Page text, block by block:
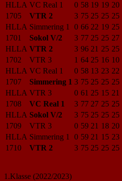
HLLA VC Real 1 0 58 19 19 20
1705
VTR 2 3 75 25 25 25
HLLA Simmering 1 0 66 22 19 25
1701
Sokol V/2 3 77 25 25 27
HLLA VTR 2 3 96 21 25 25
1702
VTR 3 1 64 25 16 10
HLLA VC Real 1 0 58 13 23 22
1707
Simmering 1 3 75 25 25 25
HLLA VTR 3 0 61 25 15 21
1708
VC Real 1 3 77 27 25 25
HLLA Sokol V/2 3 75 25 25 25
1709
VTR 3 0 59 21 18 20
HLLA Simmering 1 0 59 21 15 23
1710
VTR 2 3 75 25 25 25
1.Klasse (2022/2023)